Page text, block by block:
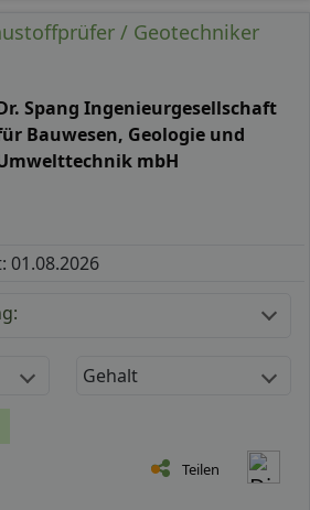
/ Geotechniker
Spang Ingenieurgesellschaft
Bauwesen, Geologie und
mbH
01.08.2026
Gehalt
Teilen